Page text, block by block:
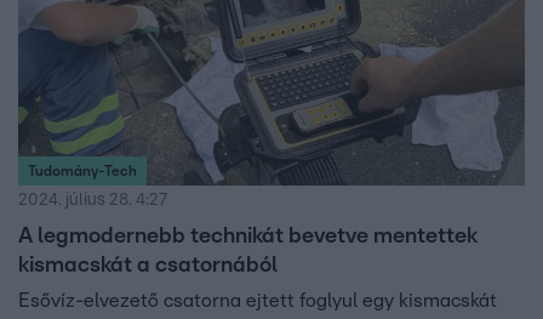
Tudomány-Tech
2024. július 28. 4:27
A legmodernebb technikát bevetve mentettek
kismacskát a csatornából
Esővíz-elvezető csatorna ejtett foglyul egy kismacskát